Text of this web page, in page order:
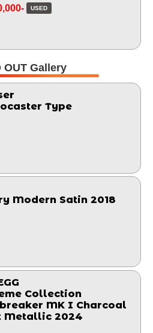
USED
OUT Gallery
Type
Modern Satin 2018
Collection
MK I Charcoal
Metallic 2024